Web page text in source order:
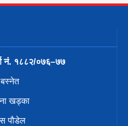
नं. १८८२/०७६–७७
खड्का
पाैडेल